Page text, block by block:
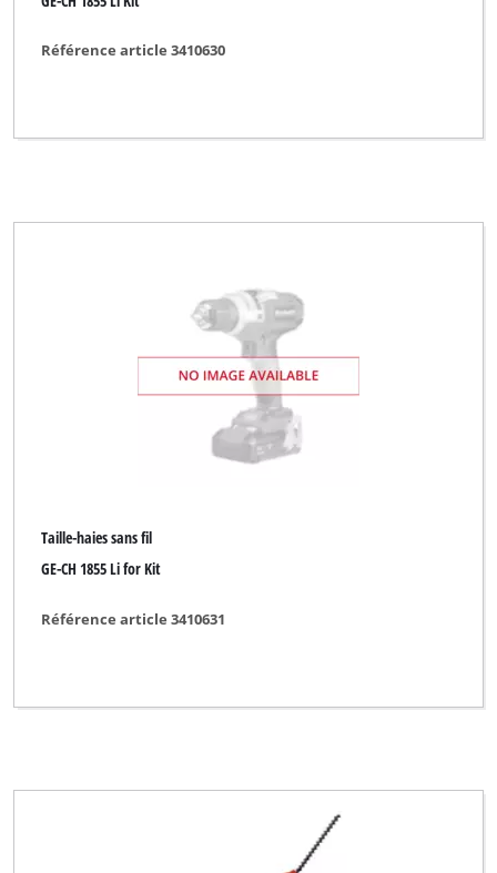
Référence article 3410630
Taille-haies sans fil
GE-CH 1855 Li for Kit
Référence article 3410631